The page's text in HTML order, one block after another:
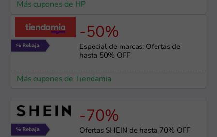
Más cupones de HP
-50%
Especial de marcas: Ofertas de
hasta 50% OFF
Más cupones de Tiendamia
-70%
Ofertas SHEIN de hasta 70% OFF